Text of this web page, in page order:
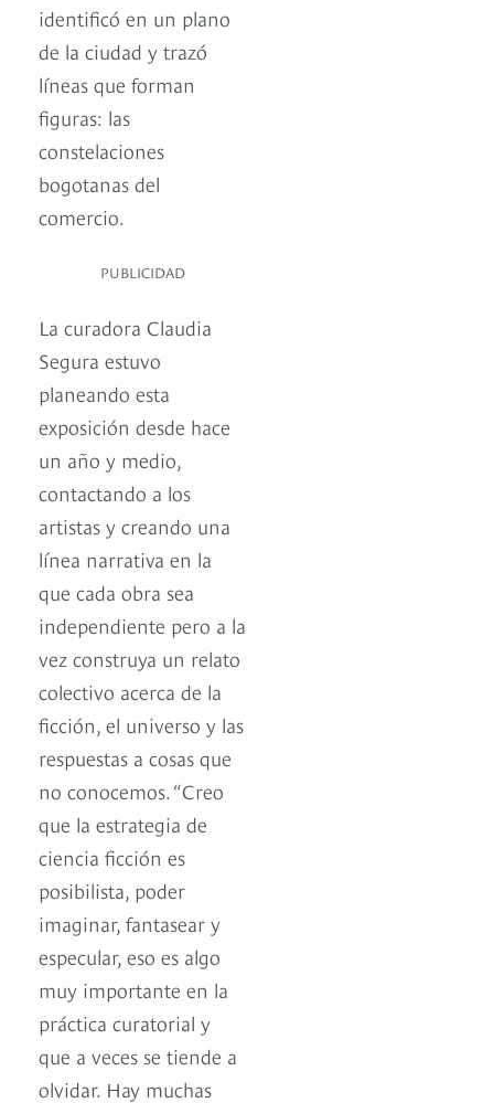
identificó en un plano
de la ciudad y trazó
líneas que forman
figuras: las
constelaciones
bogotanas del
comercio.
PUBLICIDAD
La curadora Claudia
Segura estuvo
planeando esta
exposición desde hace
un año y medio,
contactando a los
artistas y creando una
línea narrativa en la
que cada obra sea
independiente pero a la
vez construya un relato
colectivo acerca de la
ficción, el universo y las
respuestas a cosas que
no conocemos. “Creo
que la estrategia de
ciencia ficción es
posibilista, poder
imaginar, fantasear y
especular, eso es algo
muy importante en la
práctica curatorial y
que a veces se tiende a
olvidar. Hay muchas